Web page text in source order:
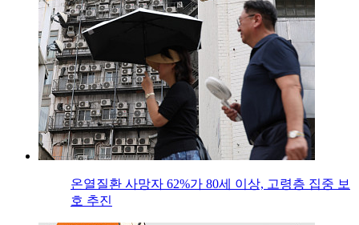
온열질환 사망자 62%가 80세 이상, 고령층 집중 보
호 추진